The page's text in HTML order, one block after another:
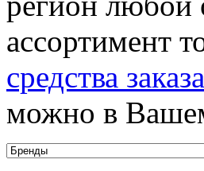
ассортимент
средства
можно в